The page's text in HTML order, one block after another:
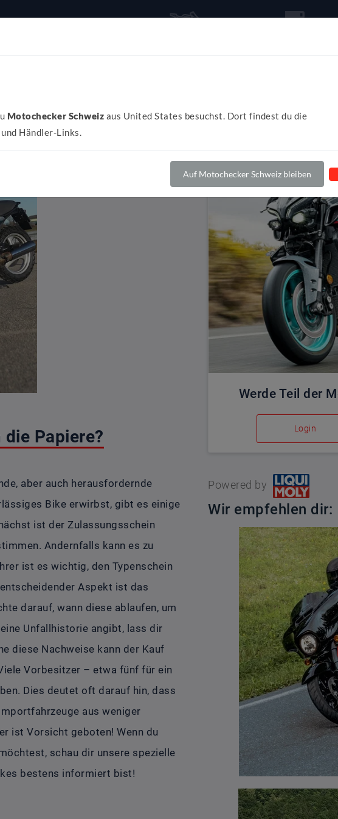
Papiere?
aber auch herausfordernde
Bike erwirbst, gibt es einige
ist der Zulassungsschein
Andernfalls kann es zu
ist es wichtig, den Typenschein
Aspekt ist das
darauf, wann diese ablaufen, um
Unfallhistorie angibt, lass dir
diese Nachweise kann der Kauf
Vorbesitzer – etwa fünf für ein
Dies deutet oft darauf hin, dass
aus weniger
ist Vorsicht geboten! Wenn du
schau dir unsere spezielle
bestens informiert bist!
Werde Teil der
Login
Powered by
Wir empfehlen dir:
Motochecker Schweiz aus United States besuchst. Dort findest du die
Händler-Links.
Auf Motochecker Schweiz bleiben